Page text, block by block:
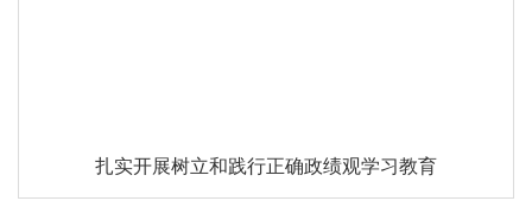
扎实开展树立和践行正确政绩观学习教育